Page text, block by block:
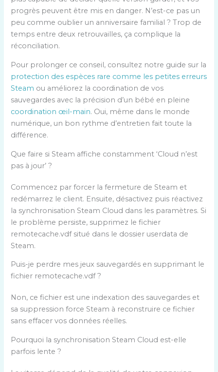
progrès peuvent être mis en danger. N’est-ce pas un
peu comme oublier un anniversaire familial ? Trop de
temps entre deux retrouvailles, ça complique la
réconciliation.
Pour prolonger ce conseil, consultez notre guide sur la
protection des espèces rare comme les petites erreurs
Steam ou améliorez la coordination de vos
sauvegardes avec la précision d’un bébé en pleine
coordination œil-main. Oui, même dans le monde
numérique, un bon rythme d’entretien fait toute la
différence.
Que faire si Steam affiche constamment ‘Cloud n’est
pas à jour’ ?
Commencez par forcer la fermeture de Steam et
redémarrez le client. Ensuite, désactivez puis réactivez
la synchronisation Steam Cloud dans les paramètres. Si
le problème persiste, supprimez le fichier
remotecache.vdf situé dans le dossier userdata de
Steam.
Puis-je perdre mes jeux sauvegardés en supprimant le
fichier remotecache.vdf ?
Non, ce fichier est une indexation des sauvegardes et
sa suppression force Steam à reconstruire ce fichier
sans effacer vos données réelles.
Pourquoi la synchronisation Steam Cloud est-elle
parfois lente ?